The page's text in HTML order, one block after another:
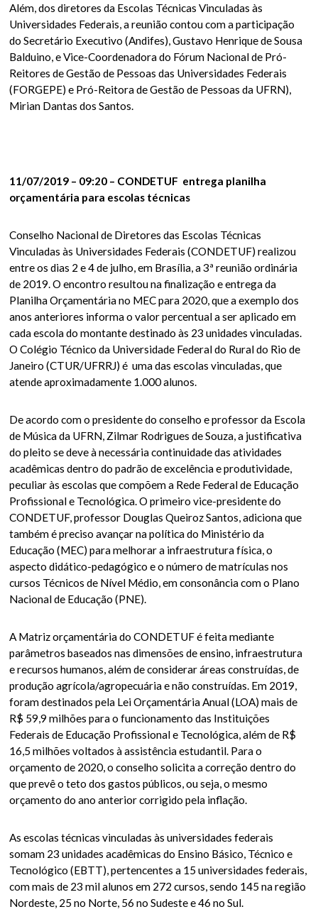
Além, dos diretores da Escolas Técnicas Vinculadas às
Universidades Federais, a reunião contou com a participação
do Secretário Executivo (Andifes), Gustavo Henrique de Sousa
Balduino, e Vice-Coordenadora do Fórum Nacional de Pró-
Reitores de Gestão de Pessoas das Universidades Federais
(FORGEPE) e Pró-Reitora de Gestão de Pessoas da UFRN),
Mirian Dantas dos Santos.
11/07/2019 – 09:20 – CONDETUF entrega planilha
orçamentária para escolas técnicas
Conselho Nacional de Diretores das Escolas Técnicas
Vinculadas às Universidades Federais (CONDETUF) realizou
entre os dias 2 e 4 de julho, em Brasília, a 3ª reunião ordinária
de 2019. O encontro resultou na finalização e entrega da
Planilha Orçamentária no MEC para 2020, que a exemplo dos
anos anteriores informa o valor percentual a ser aplicado em
cada escola do montante destinado às 23 unidades vinculadas.
O Colégio Técnico da Universidade Federal do Rural do Rio de
Janeiro (CTUR/UFRRJ) é uma das escolas vinculadas, que
atende aproximadamente 1.000 alunos.
De acordo com o presidente do conselho e professor da Escola
de Música da UFRN, Zilmar Rodrigues de Souza, a justificativa
do pleito se deve à necessária continuidade das atividades
acadêmicas dentro do padrão de excelência e produtividade,
peculiar às escolas que compõem a Rede Federal de Educação
Profissional e Tecnológica. O primeiro vice-presidente do
CONDETUF, professor Douglas Queiroz Santos, adiciona que
também é preciso avançar na política do Ministério da
Educação (MEC) para melhorar a infraestrutura física, o
aspecto didático-pedagógico e o número de matrículas nos
cursos Técnicos de Nível Médio, em consonância com o Plano
Nacional de Educação (PNE).
A Matriz orçamentária do CONDETUF é feita mediante
parâmetros baseados nas dimensões de ensino, infraestrutura
e recursos humanos, além de considerar áreas construídas, de
produção agrícola/agropecuária e não construídas. Em 2019,
foram destinados pela Lei Orçamentária Anual (LOA) mais de
R$ 59,9 milhões para o funcionamento das Instituições
Federais de Educação Profissional e Tecnológica, além de R$
16,5 milhões voltados à assistência estudantil. Para o
orçamento de 2020, o conselho solicita a correção dentro do
que prevê o teto dos gastos públicos, ou seja, o mesmo
orçamento do ano anterior corrigido pela inflação.
As escolas técnicas vinculadas às universidades federais
somam 23 unidades acadêmicas do Ensino Básico, Técnico e
Tecnológico (EBTT), pertencentes a 15 universidades federais,
com mais de 23 mil alunos em 272 cursos, sendo 145 na região
Nordeste, 25 no Norte, 56 no Sudeste e 46 no Sul.